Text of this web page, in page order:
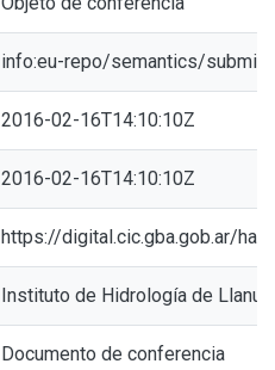
info:eu-repo/semantics/
2016-02-16T14:10:10Z
2016-02-16T14:10:10Z
https://digital.cic.gba.gob.ar/
Instituto de Hidrología de
Documento de conferencia